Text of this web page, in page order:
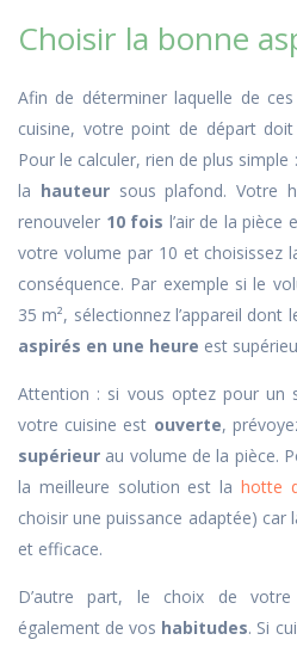
Choisir la bonne
Afin de déterminer laquelle de
cuisine, votre point de départ
Pour le calculer, rien de plus simple
la hauteur sous plafond. Votre
renouveler 10 fois l’air de la pièce
votre volume par 10 et choisissez
conséquence. Par exemple si le
35 m², sélectionnez l’appareil dont
aspirés en une heure est
Attention : si vous optez pour un
votre cuisine est ouverte,
supérieur au volume de la pièce.
la meilleure solution est la hotte
choisir une puissance adaptée) car
et efficace.
D’autre part, le choix de
également de vos habitudes. Si